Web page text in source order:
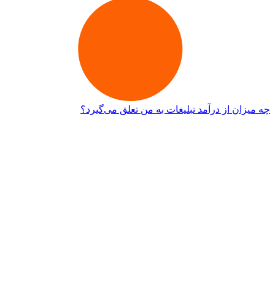
چه میزان از درآمد تبلیغات به من تعلق می‌گیرد؟